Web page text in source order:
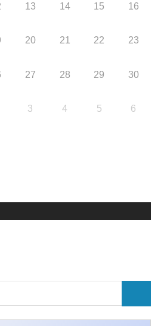
13 14 15 16
20 21 22 23
27 28 29 30
3 4 5 6